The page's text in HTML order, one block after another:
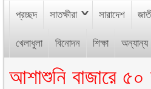
প্রচ্ছদ সাতক্ষীরা সারাদেশ
খেলাধুলা বিনোদন শিক্ষা অন্যান্য
আশাশুনি বাজারে ৫০